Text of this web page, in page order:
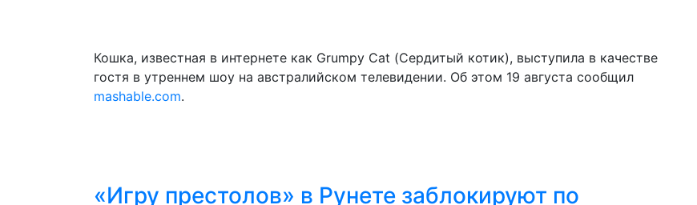
Кошка, известная в интернете как Grumpy Cat (Сердитый котик), выступила в качестве
гостя в утреннем шоу на австралийском телевидении. Об этом 19 августа сообщил
mashable.com.
«Игру престолов» в Рунете заблокируют по